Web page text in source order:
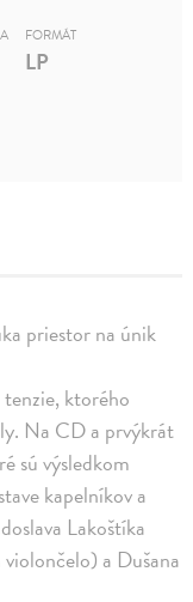
priestor na únik
ktorého
Na CD a prvýkrát
sú výsledkom
kapelníkov a
Lakoštíka
a Dušana
FORMÁT
LP